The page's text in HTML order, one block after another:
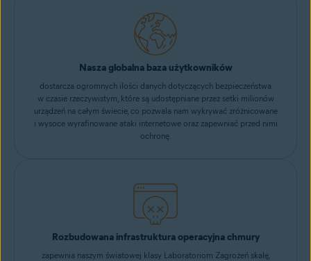
Nasza globalna baza użytkowników
dostarcza ogromnych ilości danych dotyczących bezpieczeństwa
w czasie rzeczywistym, które są udostępniane przez setki milionów
urządzeń na całym świecie, co pozwala nam wykrywać zróżnicowane
i wysoce wyrafinowane ataki internetowe oraz zapewniać przed nimi
ochronę.
Rozbudowana infrastruktura operacyjna chmury
zapewnia naszym światowej klasy Laboratoriom Zagrożeń skalę,